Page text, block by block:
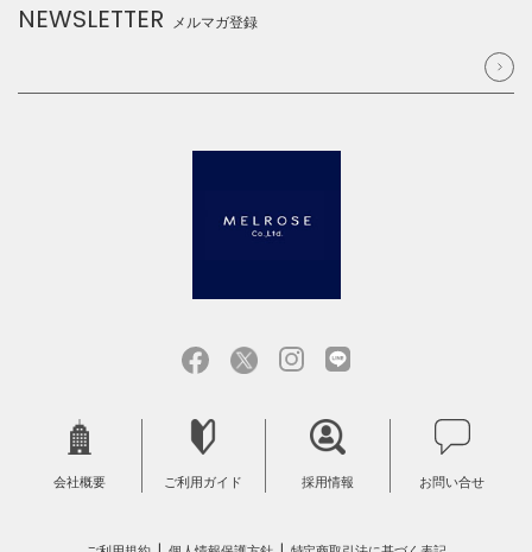
NEWSLETTER メルマガ登録
会社概要 ご利用ガイド 採用情報 お問い合せ